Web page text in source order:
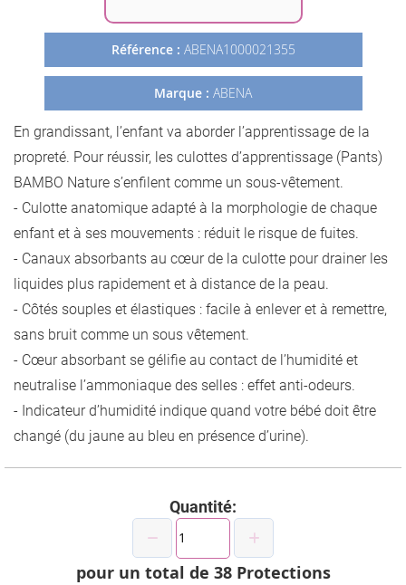
d’images
Référence : ABENA1000021355
Marque : ABENA
En grandissant, l’enfant va aborder l’apprentissage de la
propreté. Pour réussir, les culottes d’apprentissage (Pants)
BAMBO Nature s’enfilent comme un sous-vêtement.
- Culotte anatomique adapté à la morphologie de chaque
enfant et à ses mouvements : réduit le risque de fuites.
- Canaux absorbants au cœur de la culotte pour drainer les
liquides plus rapidement et à distance de la peau.
- Côtés souples et élastiques : facile à enlever et à remettre,
sans bruit comme un sous vêtement.
- Cœur absorbant se gélifie au contact de l’humidité et
neutralise l’ammoniaque des selles : effet anti-odeurs.
- Indicateur d’humidité indique quand votre bébé doit être
changé (du jaune au bleu en présence d’urine).
Quantité:
pour un total de 38Protections